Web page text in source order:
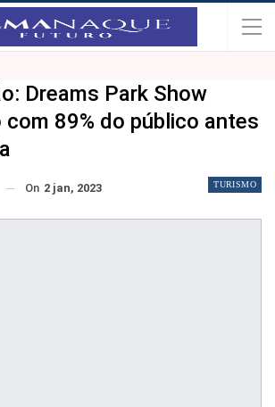
Dreams Park Show
com 89% do público antes
TURISMO
On 2 jan, 2023